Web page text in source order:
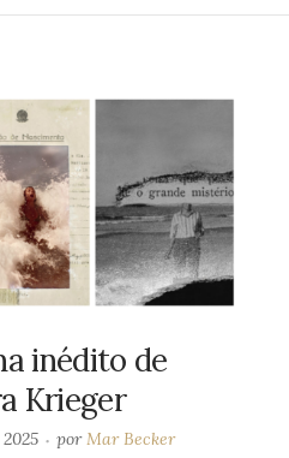
inédito de
Krieger
porMar Becker